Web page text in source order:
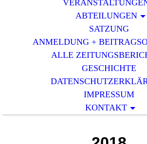
ABTEILUNGEN
SATZUNG
ANMELDUNG +
ALLE
GESCHICHTE
IMPRESSUM
KONTAKT